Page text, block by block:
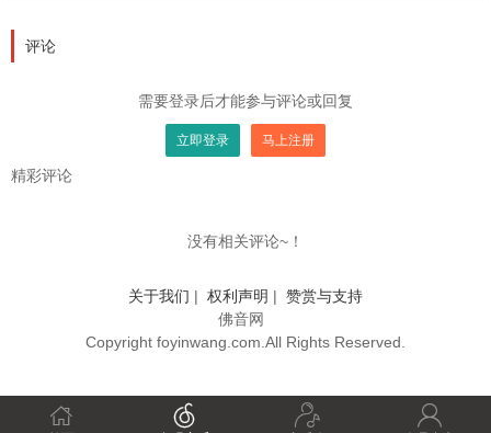
评论
需要登录后才能参与评论或回复
立即登录 马上注册
精彩评论
没有相关评论~！
关于我们 | 权利声明 | 赞赏与支持
佛音网
Copyright foyinwang.com.All Rights Reserved.
   